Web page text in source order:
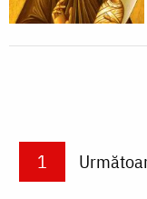
PaginareCurrent page
1 Next